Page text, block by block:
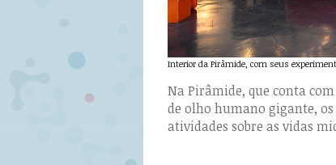
Interior da Pirâmide, com seus
Na Pirâmide, que conta
de olho humano gigante,
atividades sobre as vidas